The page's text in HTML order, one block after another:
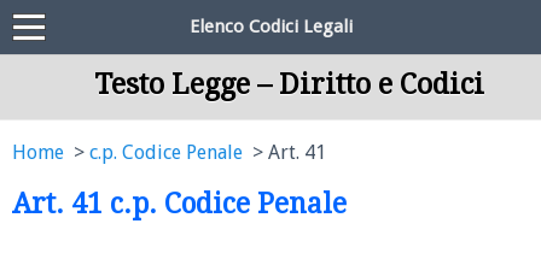
Elenco Codici Legali
Testo Legge – Diritto e Codici
Home c.p. Codice Penale Art. 41
Art. 41 c.p. Codice Penale